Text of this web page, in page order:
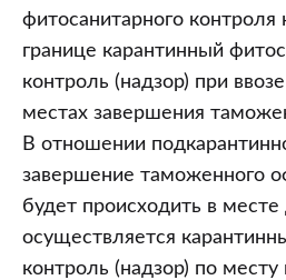
фитосанитарного
границе карантинный
контроль (надзор) при
местах завершения
В отношении
завершение таможенного
будет происходить в месте
осуществляется
контроль (надзор) по